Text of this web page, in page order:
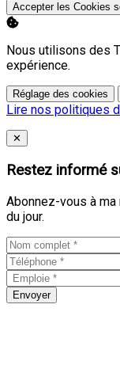
Accepter les Cookies
Nous utilisons des
expérience.
Réglage des cookies
Lire nos politiques
Close
✕
Restez informé
Abonnez-vous à
du jour.
Envoyer